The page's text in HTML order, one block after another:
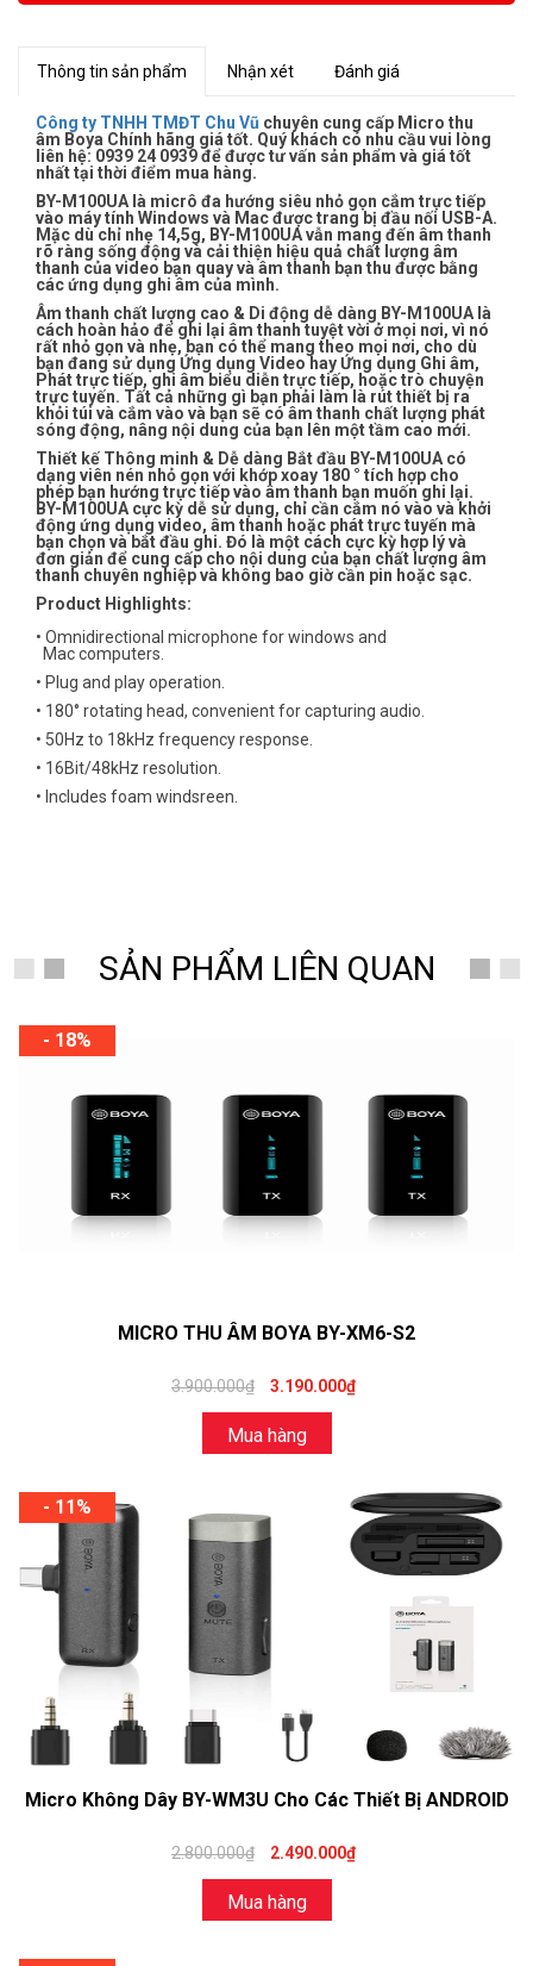
Thông tin sản phẩm Nhận xét Đánh giá
Công ty TNHH TMĐT Chu Vũ chuyên cung cấp Micro thu
âm Boya Chính hãng giá tốt. Quý khách có nhu cầu vui lòng
liên hệ: 0939 24 0939 để được tư vấn sản phẩm và giá tốt
nhất tại thời điểm mua hàng.
BY-M100UA là micrô đa hướng siêu nhỏ gọn cắm trực tiếp
vào máy tính Windows và Mac được trang bị đầu nối USB-A.
Mặc dù chỉ nhẹ 14,5g, BY-M100UA vẫn mang đến âm thanh
rõ ràng sống động và cải thiện hiệu quả chất lượng âm
thanh của video bạn quay và âm thanh bạn thu được bằng
các ứng dụng ghi âm của mình.
Âm thanh chất lượng cao & Di động dễ dàng BY-M100UA là
cách hoàn hảo để ghi lại âm thanh tuyệt vời ở mọi nơi, vì nó
rất nhỏ gọn và nhẹ, bạn có thể mang theo mọi nơi, cho dù
bạn đang sử dụng Ứng dụng Video hay Ứng dụng Ghi âm,
Phát trực tiếp, ghi âm biểu diễn trực tiếp, hoặc trò chuyện
trực tuyến. Tất cả những gì bạn phải làm là rút thiết bị ra
khỏi túi và cắm vào và bạn sẽ có âm thanh chất lượng phát
sóng động, nâng nội dung của bạn lên một tầm cao mới.
Thiết kế Thông minh & Dễ dàng Bắt đầu BY-M100UA có
dạng viên nén nhỏ gọn với khớp xoay 180 ° tích hợp cho
phép bạn hướng trực tiếp vào âm thanh bạn muốn ghi lại.
BY-M100UA cực kỳ dễ sử dụng, chỉ cần cắm nó vào và khởi
động ứng dụng video, âm thanh hoặc phát trực tuyến mà
bạn chọn và bắt đầu ghi. Đó là một cách cực kỳ hợp lý và
đơn giản để cung cấp cho nội dung của bạn chất lượng âm
thanh chuyên nghiệp và không bao giờ cần pin hoặc sạc.
Product Highlights:
• Omnidirectional microphone for windows and
Mac computers.
• Plug and play operation.
• 180° rotating head, convenient for capturing audio.
• 50Hz to 18kHz frequency response.
• 16Bit/48kHz resolution.
• Includes foam windsreen.
SẢN PHẨM LIÊN QUAN
- 18%
MICRO THU ÂM BOYA BY-XM6-S2
3.900.000₫ 3.190.000₫
Mua hàng
- 11%
Micro Không Dây BY-WM3U Cho Các Thiết Bị ANDROID
2.800.000₫ 2.490.000₫
Mua hàng